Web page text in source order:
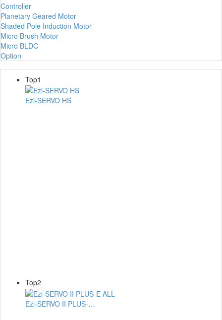
Controller
Planetary Geared Motor
Shaded Pole Induction Motor
Micro Brush Motor
Micro BLDC
Option
Top1
Ezi-SERVO HS
Top2
Ezi-SERVO II PLUS-…